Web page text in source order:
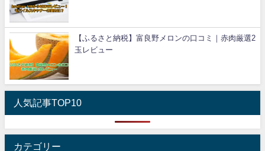
【ふるさと納税】富良野メロンの口コミ｜赤肉厳選2
玉レビュー
人気記事TOP10
カテゴリー